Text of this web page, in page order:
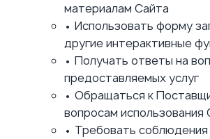
материалам Сайта
• Использовать форму
другие интерактивные
• Получать ответы на
предоставляемых услуг
• Обращаться к
вопросам использования
• Требовать соблюдения